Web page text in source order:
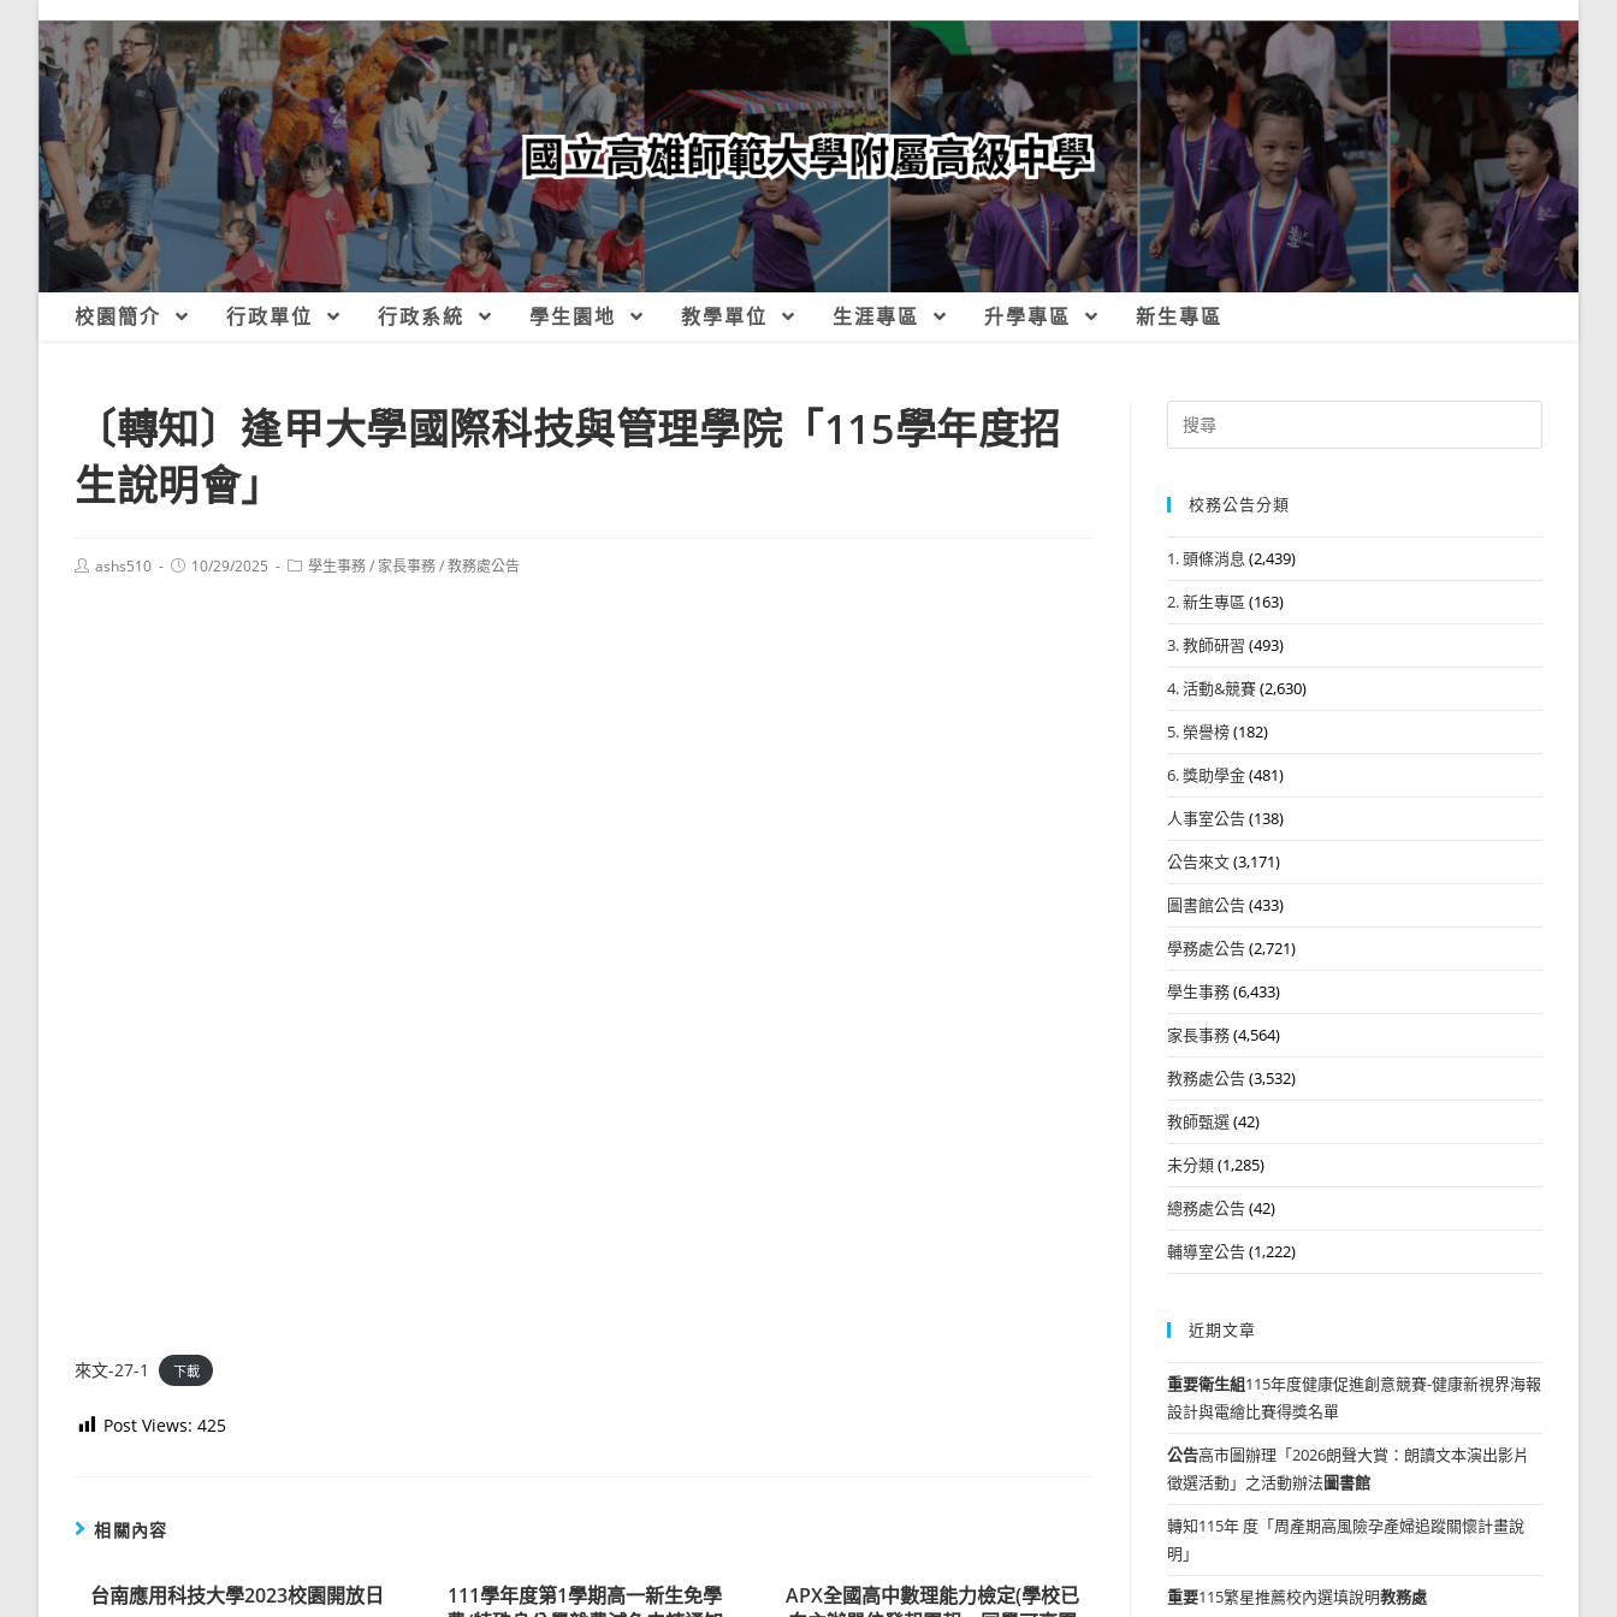
校園簡介 行政單位 行政系統 學生園地 教學單位 生涯專區 升學專區 新生專區
〔轉知〕逢甲大學國際科技與管理學院「115學年度招
生說明會」
Postashs510
Post10/29/2025
Post學生事務/ 家長事務/教務處公告
來文-27-1 下載
Post Views: 425
相關內容
台南應用科技大學2023校園開放日
111學年度第1學期高一新生免學
APX全國高中數理能力檢定(學校已
Search
for:
校務公告分類
1. 頭條消息 (2,439)
2. 新生專區 (163)
3. 教師研習 (493)
4. 活動&競賽(2,630)
5. 榮譽榜(182)
6. 獎助學金(481)
人事室公告(138)
公告來文(3,171)
圖書館公告(433)
學務處公告(2,721)
學生事務(6,433)
家長事務(4,564)
教務處公告(3,532)
教師甄選(42)
未分類(1,285)
總務處公告(42)
輔導室公告(1,222)
近期文章
重要衛生組115年度健康促進創意競賽-健康新視界海報
設計與電繪比賽得獎名單
公告高市圖辦理「2026朗聲大賞：朗讀文本演出影片
徵選活動」之活動辦法圖書館
轉知115年 度「周產期高風險孕產婦追蹤關懷計畫說
明」
重要115繁星推薦校內選填說明教務處